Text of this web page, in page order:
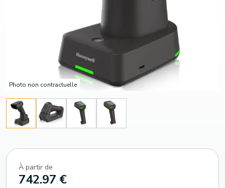
Photo non contractuelle
À partir de
742.97 €